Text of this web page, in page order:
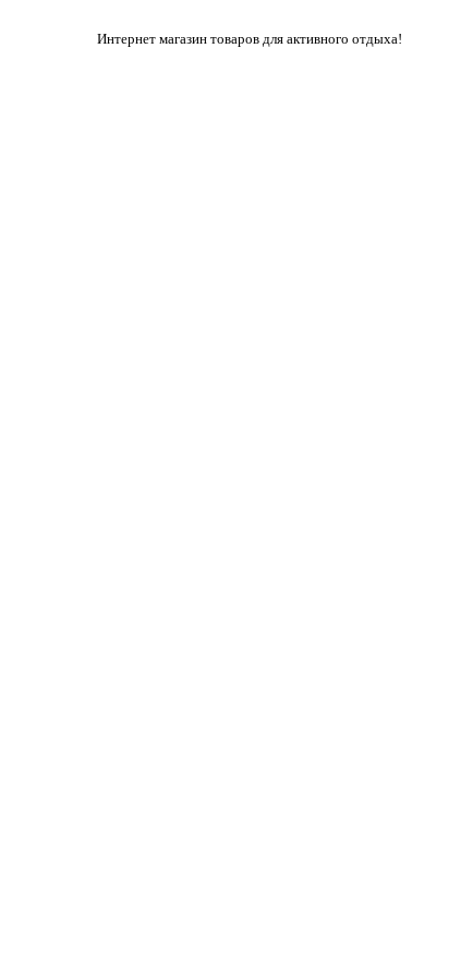
Интернет магазин товаров для активного отдыха!